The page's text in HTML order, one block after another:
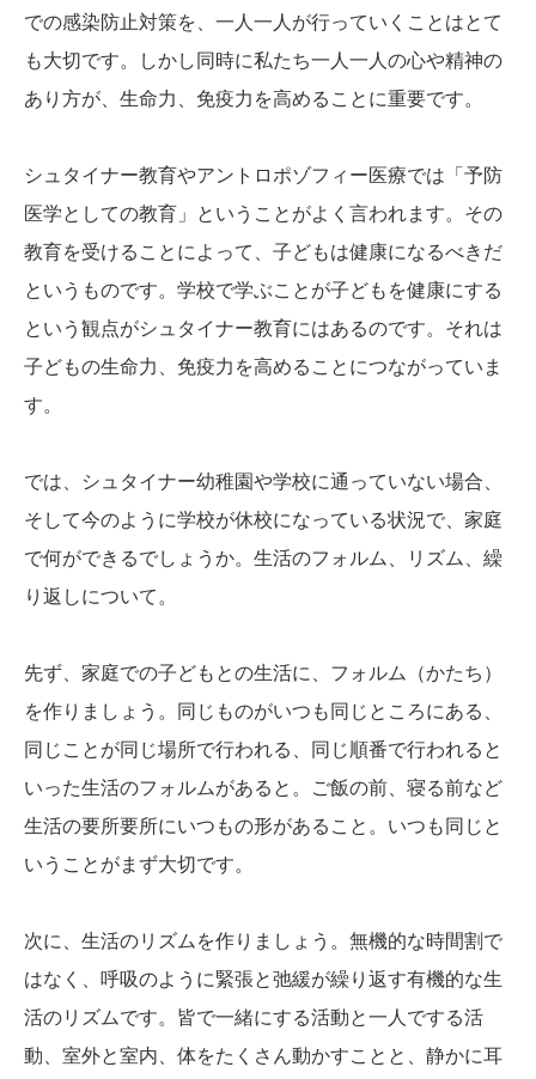
での感染防止対策を、一人一人が行っていくことはとて
も大切です。しかし同時に私たち一人一人の心や精神の
あり方が、生命力、免疫力を高めることに重要です。
シュタイナー教育やアントロポゾフィー医療では「予防
医学としての教育」ということがよく言われます。その
教育を受けることによって、子どもは健康になるべきだ
というものです。学校で学ぶことが子どもを健康にする
という観点がシュタイナー教育にはあるのです。それは
子どもの生命力、免疫力を高めることにつながっていま
す。
では、シュタイナー幼稚園や学校に通っていない場合、
そして今のように学校が休校になっている状況で、家庭
で何ができるでしょうか。生活のフォルム、リズム、繰
り返しについて。
先ず、家庭での子どもとの生活に、フォルム（かたち）
を作りましょう。同じものがいつも同じところにある、
同じことが同じ場所で行われる、同じ順番で行われると
いった生活のフォルムがあると。ご飯の前、寝る前など
生活の要所要所にいつもの形があること。いつも同じと
いうことがまず大切です。
次に、生活のリズムを作りましょう。無機的な時間割で
はなく、呼吸のように緊張と弛緩が繰り返す有機的な生
活のリズムです。皆で一緒にする活動と一人でする活
動、室外と室内、体をたくさん動かすことと、静かに耳